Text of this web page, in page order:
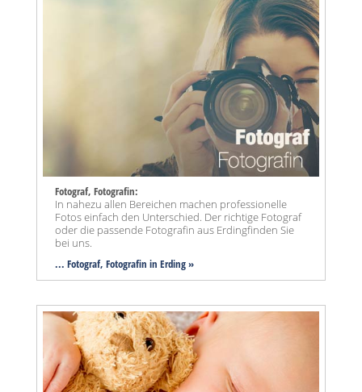
Fotograf, Fotografin:
In nahezu allen Bereichen machen professionelle
Fotos einfach den Unterschied. Der richtige Fotograf
oder die passende Fotografin aus Erdingfinden Sie
bei uns.
... Fotograf, Fotografin in Erding »